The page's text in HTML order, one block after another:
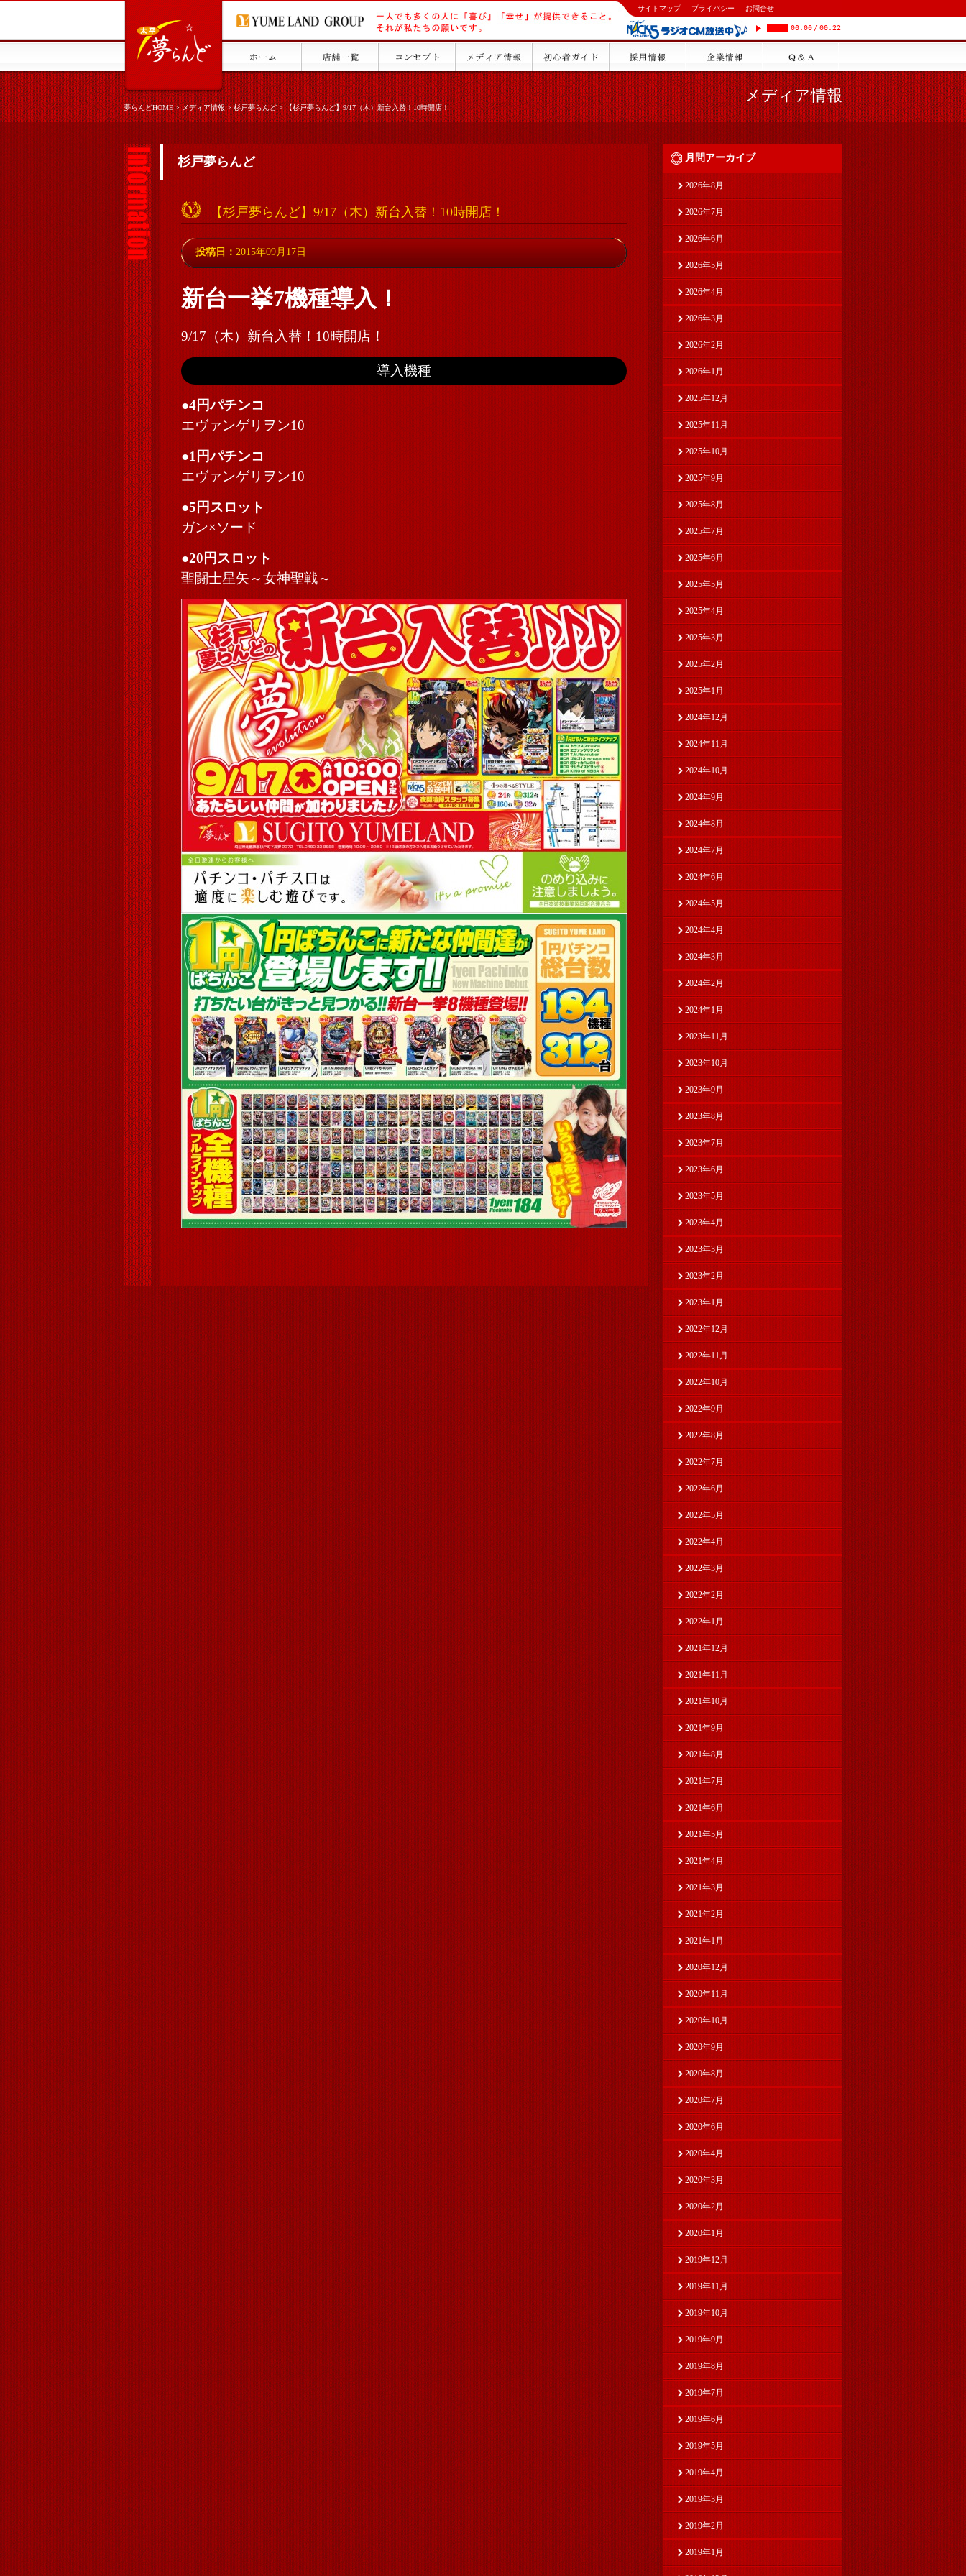
サイトマップ プライバシー お問合せ
00:00 / 00:22
夢らんどHOME>メディア情報>杉戸夢らんど>【杉戸夢らんど】9/17（木）新台入替！10時開店！
メディア情報
杉戸夢らんど
【杉戸夢らんど】9/17（木）新台入替！10時開店！
投稿日： 2015年09月17日
新台一挙7機種導入！
9/17（木）新台入替！10時開店！
導入機種
●4円パチンコ
エヴァンゲリヲン10
●1円パチンコ
エヴァンゲリヲン10
●5円スロット
ガン×ソード
●20円スロット
聖闘士星矢～女神聖戦～
月間アーカイブ
2026年8月
2026年7月
2026年6月
2026年5月
2026年4月
2026年3月
2026年2月
2026年1月
2025年12月
2025年11月
2025年10月
2025年9月
2025年8月
2025年7月
2025年6月
2025年5月
2025年4月
2025年3月
2025年2月
2025年1月
2024年12月
2024年11月
2024年10月
2024年9月
2024年8月
2024年7月
2024年6月
2024年5月
2024年4月
2024年3月
2024年2月
2024年1月
2023年11月
2023年10月
2023年9月
2023年8月
2023年7月
2023年6月
2023年5月
2023年4月
2023年3月
2023年2月
2023年1月
2022年12月
2022年11月
2022年10月
2022年9月
2022年8月
2022年7月
2022年6月
2022年5月
2022年4月
2022年3月
2022年2月
2022年1月
2021年12月
2021年11月
2021年10月
2021年9月
2021年8月
2021年7月
2021年6月
2021年5月
2021年4月
2021年3月
2021年2月
2021年1月
2020年12月
2020年11月
2020年10月
2020年9月
2020年8月
2020年7月
2020年6月
2020年4月
2020年3月
2020年2月
2020年1月
2019年12月
2019年11月
2019年10月
2019年9月
2019年8月
2019年7月
2019年6月
2019年5月
2019年4月
2019年3月
2019年2月
2019年1月